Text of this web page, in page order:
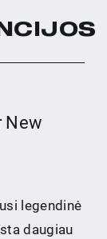
CIJOS
New
legendinė
daugiau